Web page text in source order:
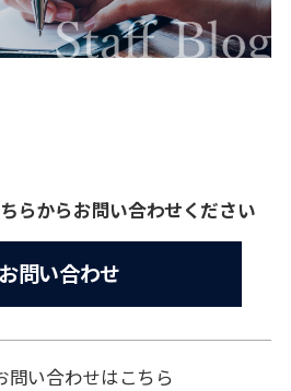
らからお問い合わせください
お問い合わせ
問い合わせはこちら